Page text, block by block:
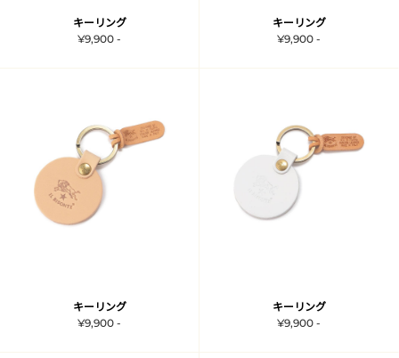
キーリング
¥9,900 -
キーリング
¥9,900 -
キーリング
¥9,900 -
キーリング
¥9,900 -